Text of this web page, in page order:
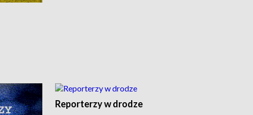
Reporterzy w drodze